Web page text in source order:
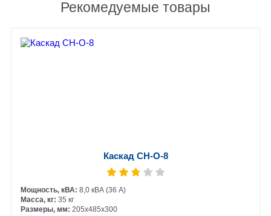
Рекомедуемые товары
Каскад СН-О-8
Мощность, кВА:8,0 кВА (36 А)
Масса, кг:35 кг
Размеры, мм:205х485х300